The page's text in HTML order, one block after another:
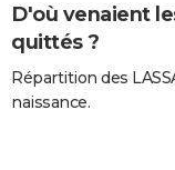
D'où venaient
quittés ?
Répartition des
naissance.